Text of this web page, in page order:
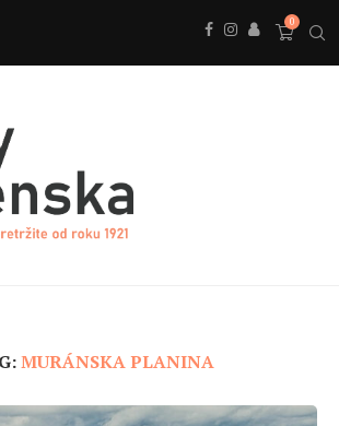
0
MURÁNSKA PLANINA